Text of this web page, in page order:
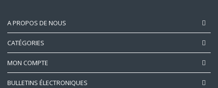
A PROPOS DE NOUS
CATÉGORIES
MON COMPTE
BULLETINS ÉLECTRONIQUES